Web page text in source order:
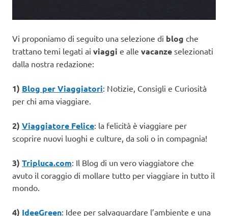
Vi proponiamo di seguito una selezione di blog che
trattano temi legati ai viaggi e alle vacanze selezionati
dalla nostra redazione:
1) Blog per Viaggiatori: Notizie, Consigli e Curiosità
per chi ama viaggiare.
2) Viaggiatore Felice: la felicità è viaggiare per
scoprire nuovi luoghi e culture, da soli o in compagnia!
3) Tripluca.com: Il Blog di un vero viaggiatore che
avuto il coraggio di mollare tutto per viaggiare in tutto il
mondo.
4) IdeeGreen: Idee per salvaguardare l’ambiente e una